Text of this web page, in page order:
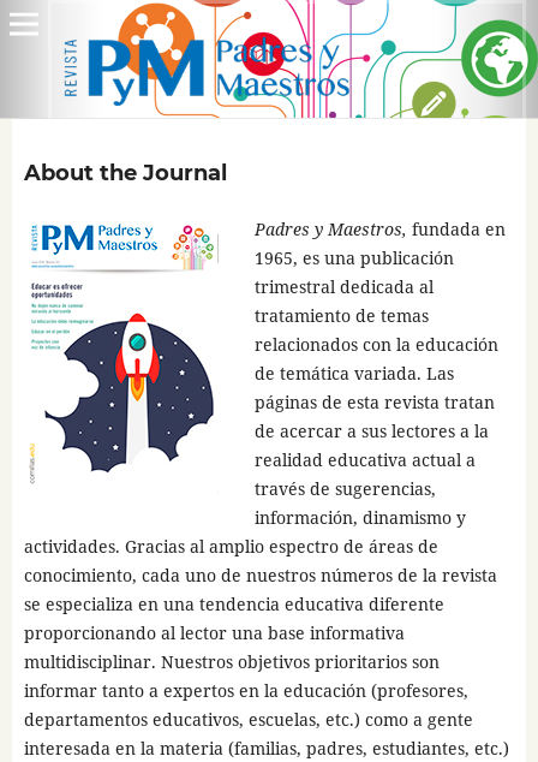
About the Journal
Padres y Maestros, fundada en
1965, es una publicación
trimestral dedicada al
tratamiento de temas
relacionados con la educación
de temática variada. Las
páginas de esta revista tratan
de acercar a sus lectores a la
realidad educativa actual a
través de sugerencias,
información, dinamismo y
actividades. Gracias al amplio espectro de áreas de
conocimiento, cada uno de nuestros números de la revista
se especializa en una tendencia educativa diferente
proporcionando al lector una base informativa
multidisciplinar. Nuestros objetivos prioritarios son
informar tanto a expertos en la educación (profesores,
departamentos educativos, escuelas, etc.) como a gente
interesada en la materia (familias, padres, estudiantes, etc.)